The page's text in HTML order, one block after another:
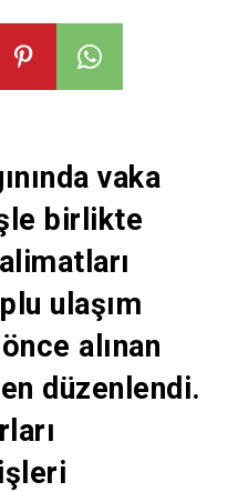
vaka
birlikte
ulaşım
alınan
düzenlendi.